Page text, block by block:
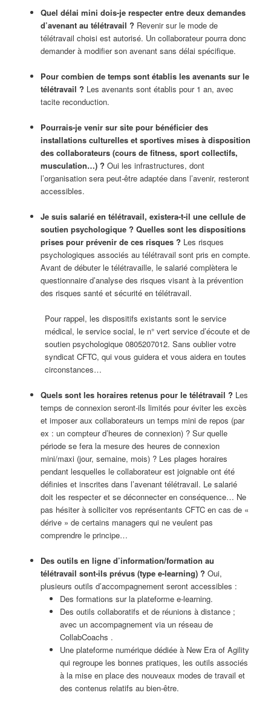
Quel délai mini dois-je respecter entre deux demandes
d’avenant au télétravail ? Revenir sur le mode de
télétravail choisi est autorisé. Un collaborateur pourra donc
demander à modifier son avenant sans délai spécifique.
Pour combien de temps sont établis les avenants sur le
télétravail ? Les avenants sont établis pour 1 an, avec
tacite reconduction.
Pourrais-je venir sur site pour bénéficier des
installations culturelles et sportives mises à disposition
des collaborateurs (cours de fitness, sport collectifs,
musculation…) ? Oui les infrastructures, dont
l’organisation sera peut-être adaptée dans l’avenir, resteront
accessibles.
Je suis salarié en télétravail, existera-t-il une cellule de
soutien psychologique ? Quelles sont les dispositions
prises pour prévenir de ces risques ? Les risques
psychologiques associés au télétravail sont pris en compte.
Avant de débuter le télétravaille, le salarié complètera le
questionnaire d’analyse des risques visant à la prévention
des risques santé et sécurité en télétravail.
Pour rappel, les dispositifs existants sont le service
médical, le service social, le n° vert service d’écoute et de
soutien psychologique 0805207012. Sans oublier votre
syndicat CFTC, qui vous guidera et vous aidera en toutes
circonstances…
Quels sont les horaires retenus pour le télétravail ? Les
temps de connexion seront-ils limités pour éviter les excès
et imposer aux collaborateurs un temps mini de repos (par
ex : un compteur d’heures de connexion) ? Sur quelle
période se fera la mesure des heures de connexion
mini/maxi (jour, semaine, mois) ? Les plages horaires
pendant lesquelles le collaborateur est joignable ont été
définies et inscrites dans l’avenant télétravail. Le salarié
doit les respecter et se déconnecter en conséquence… Ne
pas hésiter à solliciter vos représentants CFTC en cas de «
dérive » de certains managers qui ne veulent pas
comprendre le principe…
Des outils en ligne d’information/formation au
télétravail sont-ils prévus (type e-learning) ? Oui,
plusieurs outils d’accompagnement seront accessibles :
Des formations sur la plateforme e-learning.
Des outils collaboratifs et de réunions à distance ;
avec un accompagnement via un réseau de
CollabCoachs .
Une plateforme numérique dédiée à New Era of Agility
qui regroupe les bonnes pratiques, les outils associés
à la mise en place des nouveaux modes de travail et
des contenus relatifs au bien-être.